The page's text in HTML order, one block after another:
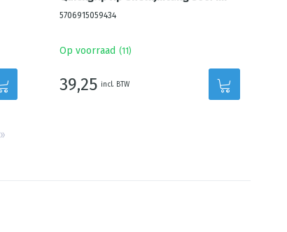
5706915059434
Op voorraad (11 )
39,25 incl. BTW
››